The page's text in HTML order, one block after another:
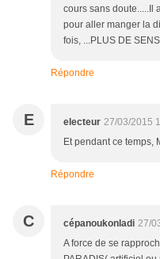
cours sans doute.....Il
pour aller manger la
fois, ...PLUS DE
Répondre
E electeur 27/03/2015
Et pendant ce temps,
Répondre
C cépanoukonladi 27/
A force de se